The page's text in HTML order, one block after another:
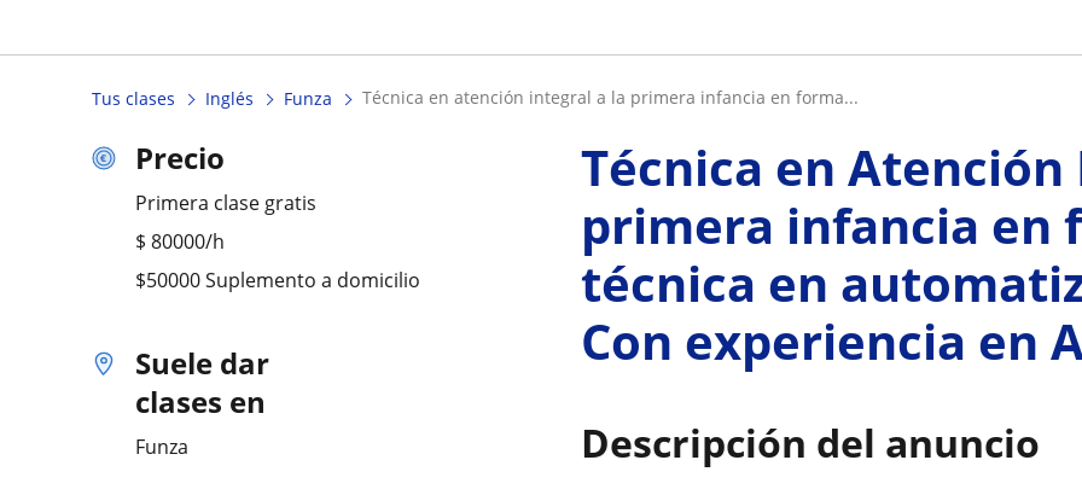
Tus clases Inglés Funza técnica en atención integral a la primera infancia en forma...
Precio
Primera clase gratis
$ 80000/h
$50000 Suplemento a domicilio
Suele dar
clases en
Funza
Técnica en
primera infancia en
técnica en
Con experiencia en
Descripción del anuncio